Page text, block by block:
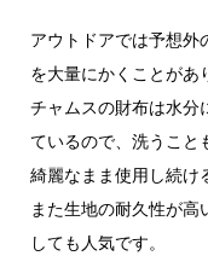
アウトドアでは予想外
を大量にかくことがあ
チャムスの財布は水分
ているので、洗うこと
綺麗なまま使用し続け
また生地の耐久性が高
しても人気です。